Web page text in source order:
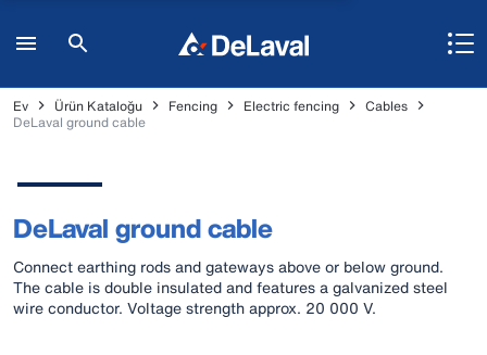
Ev Ürün Kataloğu Fencing Electric fencing
Cables
DeLaval ground cable
DeLaval ground cable
Connect earthing rods and gateways above or below ground.
The cable is double insulated and features a galvanized steel
wire conductor. Voltage strength approx. 20 000 V.